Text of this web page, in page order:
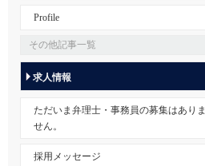
Profile
その他記事一覧
求人情報
ただいま弁理士・事務員の募集はありま
せん。
採用メッセージ